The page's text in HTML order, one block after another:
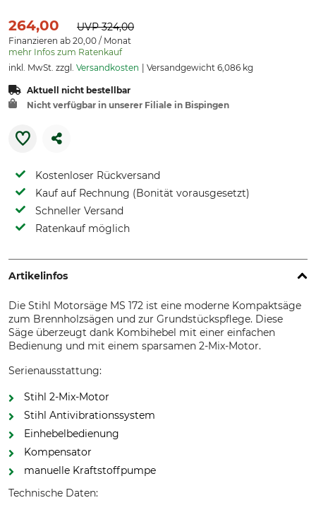
264,00 UVP324,00
Finanzieren ab 20,00 / Monat
mehr Infos zum Ratenkauf
inkl. MwSt. zzgl. Versandkosten Versandgewicht 6,086 kg
Aktuell nicht bestellbar
Nicht verfügbar in unserer Filiale in Bispingen
Kostenloser Rückversand
Kauf auf Rechnung (Bonität vorausgesetzt)
Schneller Versand
Ratenkauf möglich
Artikelinfos
Die Stihl Motorsäge MS 172 ist eine moderne Kompaktsäge
zum Brennholzsägen und zur Grundstückspflege. Diese
Säge überzeugt dank Kombihebel mit einer einfachen
Bedienung und mit einem sparsamen 2-Mix-Motor.
Serienausstattung:
Stihl 2-Mix-Motor
Stihl Antivibrationssystem
Einhebelbedienung
Kompensator
manuelle Kraftstoffpumpe
Technische Daten: